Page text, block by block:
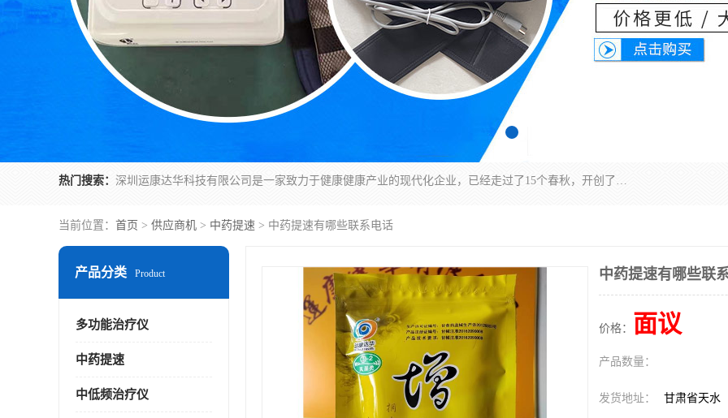
热门搜索： 深圳运康达华科技有限公司是一家致力于健康健康产业的现代化企业，已经走过了15个春秋，开创了中医外用发展的新未来，是专业从事中医医疗仪器的研发、生产、销售、服务为一体的子公司，在医疗器械的设计、开发和生产方面率先引进国际先进技术和好的科技人员，先后开发出了场效应治疗仪、多功能治疗仪、颈椎治疗仪、腰椎治疗仪、增效垫等多个系列。
当前位置： 首页 > 供应商机 > 中药提速 > 中药提速有哪些联系电话
产品分类 Product
多功能治疗仪
中药提速
中低频治疗仪
中药提速有哪些联
价格： 面议
产品数量：
发货地址： 甘肃省天水